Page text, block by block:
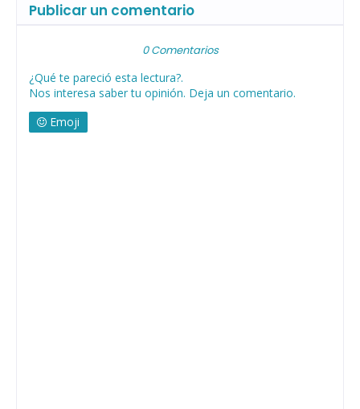
Publicar un comentario
0 Comentarios
¿Qué te pareció esta lectura?.
Nos interesa saber tu opinión. Deja un comentario.
Emoji